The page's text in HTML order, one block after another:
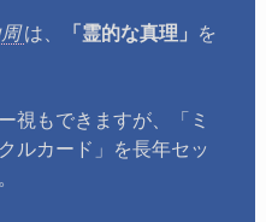
は、 「霊的な真理」 を
視もできますが、「ミ
ルカード」を長年セッ